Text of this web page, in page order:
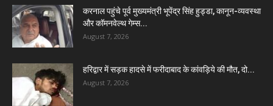
करनाल पहुंचे पूर्व मुख्यमंत्री भूपेंद्र सिंह हुड्डा, कानून-व्यवस्था
और कॉमनवेल्थ गेम्स...
August 7, 2026
हरिद्वार में सड़क हादसे में फरीदाबाद के कांवड़िये की मौत, दो...
August 7, 2026